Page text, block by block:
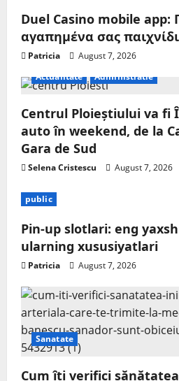
Duel Casino mobile app:
αγαπημένα σας
Patricia
August 7, 2026
Actualitate
Administratie
Centrul Ploieștiului va fi
auto în weekend, de la
Gara de Sud
Selena Cristescu August 7, 2026
public
Pin-up slotlari: eng
ularning xususiyatlari
Patricia August 7, 2026
Sanatate
Cum îți verifici